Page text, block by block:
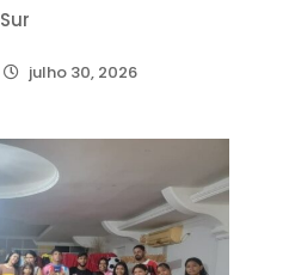
Sur
julho 30, 2026